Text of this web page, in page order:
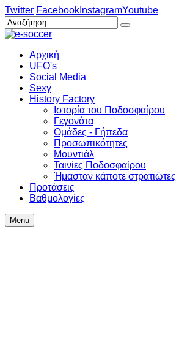
Twitter Facebook InstagramYoutube
Αρχική
UFO's
Social Media
Sexy
History Factory
Ιστορία του Ποδοσφαίρου
Γεγονότα
Ομάδες - Γήπεδα
Προσωπικότητες
Μουντιάλ
Ταινίες Ποδοσφαίρου
Ήμασταν κάποτε στρατιώτες
Προτάσεις
Βαθμολογίες
Menu